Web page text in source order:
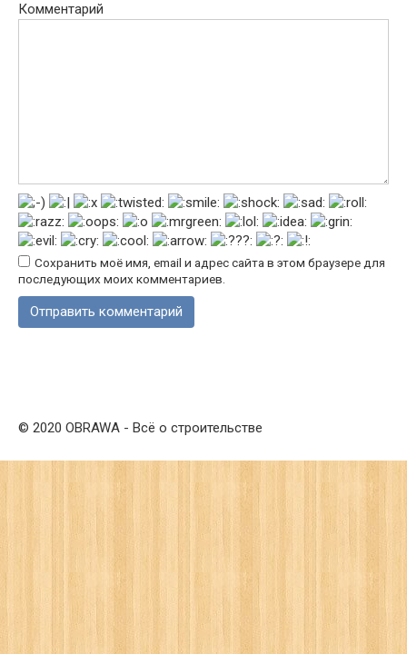
Комментарий
Сохранить моё имя, email и адрес сайта в этом браузере для
последующих моих комментариев.
© 2020 OBRAWA - Всё о строительстве